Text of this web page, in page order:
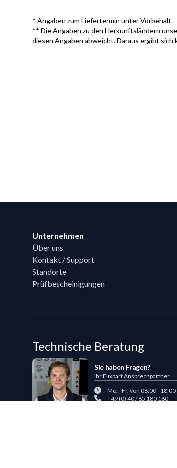
* Angaben zum Liefertermin unter Vorbehalt.
** Die Angaben zu den Herkunftsländern
diesen Angaben abweicht. Daraus ergibt
Unternehmen
Über uns
Kontakt / Support
Standorte
Prüfbescheinigungen
Technische Beratung
Sie haben Fragen?
Ihr Flixpart Ansprechpartner
Mo. - Fr. von 08:00 - 18:00
+49 (0) 40 / 85 180 180